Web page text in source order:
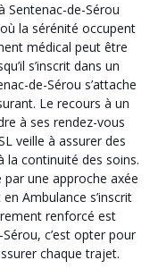
Sentenac-de-Sérou
la sérénité occupent
médical peut être
s’inscrit dans un
de-Sérou s’attache
Le recours à un
à ses rendez-vous
veille à assurer des
la continuité des soins.
par une approche axée
Ambulance s’inscrit
renforcé est
c’est opter pour
chaque trajet.